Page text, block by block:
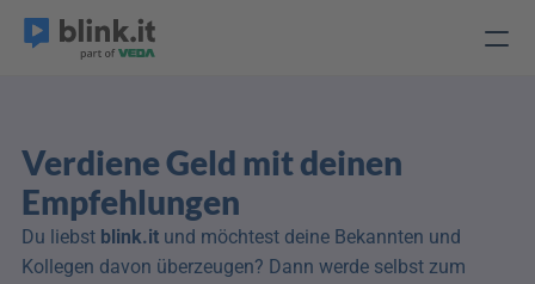
Verdiene Geld mit deinen
Empfehlungen
Du liebst blink.it und möchtest deine Bekannten und
Kollegen davon überzeugen? Dann werde selbst zum